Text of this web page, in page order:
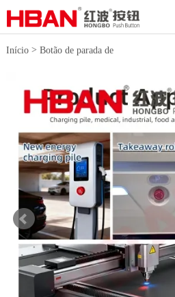
Início> Botão de parada de
de paragem de emergência